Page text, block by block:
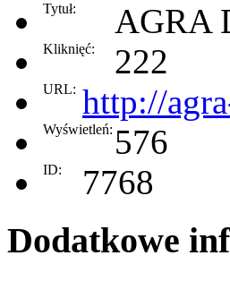
Tytuł: AGRA
Kliknięć: 222
URL: http://
Wyświetleń: 576
ID: 7768
Dodatkowe